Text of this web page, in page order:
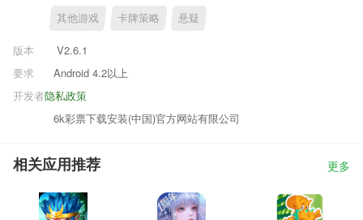
其他游戏 卡牌策略 悬疑
版本
V2.6.1
要求
Android 4.2以上
隐私政策
开发者
6k彩票下载安装(中国)官方网站有限公司
相关应用推荐 更多